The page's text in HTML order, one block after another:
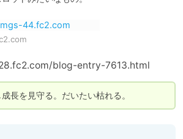
blog-entry-7613.html
長を見守る。だいたい枯れる。